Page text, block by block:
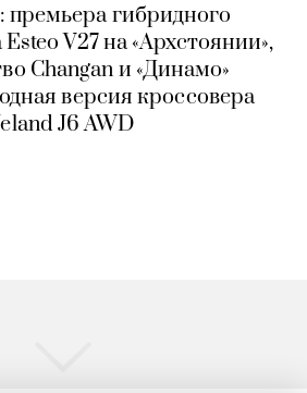
премьера гибридного
V27 на «Архстоянии»,
Changan и «Динамо»
версия кроссовера
J6 AWD